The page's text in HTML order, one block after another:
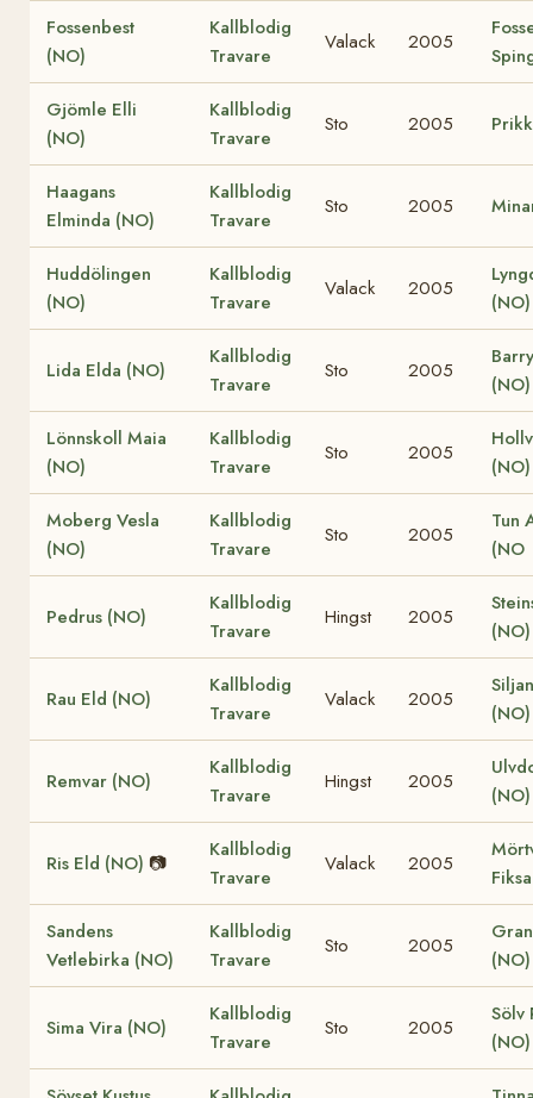
Fossenbest
(NO)
Kallblodig
Travare
Valack 2005
Gjömle Elli
(NO)
Kallblodig
Travare
Sto 2005
Haagans
Elminda (NO)
Kallblodig
Travare
Sto 2005
Huddölingen
(NO)
Kallblodig
Travare
Valack 2005
(NO)
Lida Elda (NO)
Kallblodig
Travare
Sto 2005
(NO)
Lönnskoll Maia
(NO)
Kallblodig
Travare
Sto 2005
(NO)
Moberg Vesla
(NO)
Kallblodig
Travare
Sto 2005
Tun
(NO
Pedrus (NO)
Kallblodig
Travare
Hingst 2005
(NO)
Rau Eld (NO)
Kallblodig
Travare
Valack 2005
(NO)
Remvar (NO)
Kallblodig
Travare
Hingst 2005
(NO)
Ris Eld (NO) 📷
Kallblodig
Travare
Valack 2005
Sandens
Vetlebirka (NO)
Kallblodig
Travare
Sto 2005
(NO)
Sima Vira (NO)
Kallblodig
Travare
Sto 2005
Sölv
(NO)